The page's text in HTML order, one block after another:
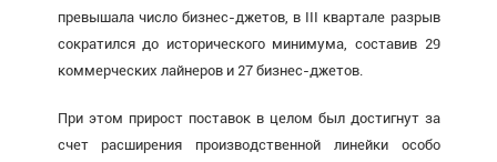
превышала число бизнес-джетов, в III квартале разрыв
сократился до исторического минимума, составив 29
коммерческих лайнеров и 27 бизнес-джетов.
При этом прирост поставок в целом был достигнут за
счет расширения производственной линейки особо